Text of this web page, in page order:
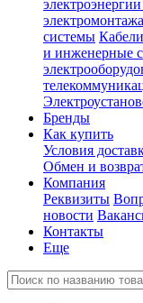
электромонтажа
системы
и инженерные
Бренды
Как купить
Условия
Обмен и
Компания
Реквизиты
новости
Контакты
Еще